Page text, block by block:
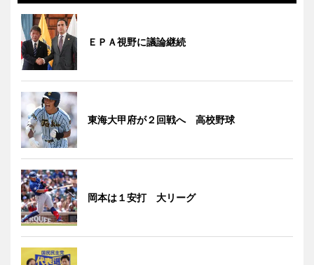
ＥＰＡ視野に議論継続
東海大甲府が２回戦へ 高校野球
岡本は１安打 大リーグ